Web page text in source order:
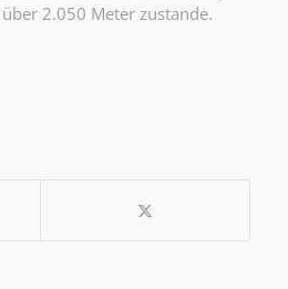
2.050 Meter zustande.